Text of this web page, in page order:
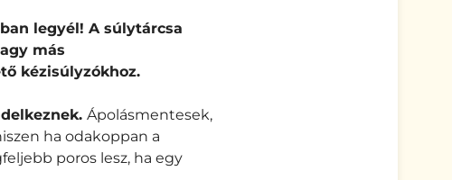
legyél! A súlytárcsa
más
kézisúlyzókhoz.
Ápolásmentesek,
ha odakoppan a
poros lesz, ha egy